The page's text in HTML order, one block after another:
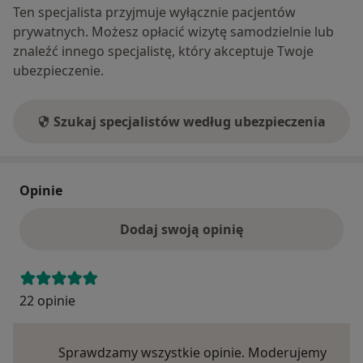
Ten specjalista przyjmuje wyłącznie pacjentów
prywatnych. Możesz opłacić wizytę samodzielnie lub
znaleźć innego specjalistę, który akceptuje Twoje
ubezpieczenie.
Szukaj specjalistów według ubezpieczenia
Opinie
Dodaj swoją opinię
22 opinie
Sprawdzamy wszystkie opinie. Moderujemy